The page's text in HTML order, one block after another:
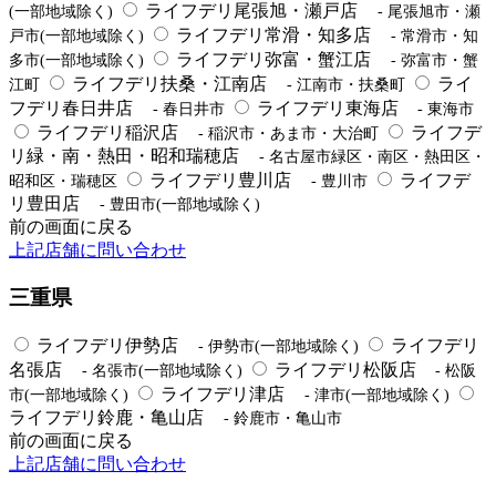
(一部地域除く)
ライフデリ尾張旭・瀬戸店
- 尾張旭市・瀬
戸市(一部地域除く)
ライフデリ常滑・知多店
- 常滑市・知
多市(一部地域除く)
ライフデリ弥富・蟹江店
- 弥富市・蟹
江町
ライフデリ扶桑・江南店 - 江南市・扶桑町
ライ
フデリ春日井店
- 春日井市 ライフデリ東海店 - 東海市
ライフデリ稲沢店 - 稲沢市・あま市・大治町
ライフデ
リ緑・南・熱田・昭和瑞穂店
- 名古屋市緑区・南区・熱田区・
昭和区・瑞穂区
ライフデリ豊川店 - 豊川市
ライフデ
リ豊田店
- 豊田市(一部地域除く)
前の画面に戻る
上記店舗に問い合わせ
三重県
ライフデリ伊勢店 - 伊勢市(一部地域除く)
ライフデリ
名張店
- 名張市(一部地域除く) ライフデリ松阪店
- 松阪
市(一部地域除く)
ライフデリ津店 - 津市(一部地域除く)
ライフデリ鈴鹿・亀山店 - 鈴鹿市・亀山市
前の画面に戻る
上記店舗に問い合わせ